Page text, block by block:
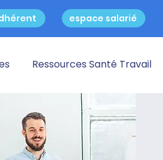
espace salarié
Ressources Santé Travail